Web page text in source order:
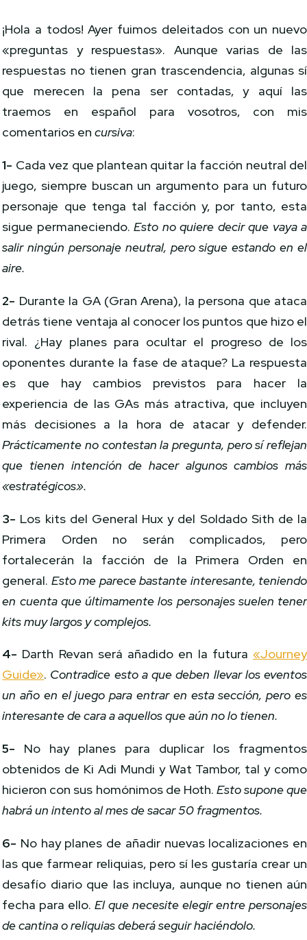
¡Hola a todos! Ayer fuimos deleitados con un nuevo
«preguntas y respuestas». Aunque varias de las
respuestas no tienen gran trascendencia, algunas sí
que merecen la pena ser contadas, y aquí las
traemos en español para vosotros, con mis
comentarios encursiva:
1- Cada vez que plantean quitar la facción neutral del
juego, siempre buscan un argumento para un futuro
personaje que tenga tal facción y, por tanto, esta
sigue permaneciendo.Esto no quiere decir que vaya a
salir ningún personaje neutral, pero sigue estando en el
aire.
2- Durante la GA (Gran Arena), la persona que ataca
detrás tiene ventaja al conocer los puntos que hizo el
rival. ¿Hay planes para ocultar el progreso de los
oponentes durante la fase de ataque? La respuesta
es que hay cambios previstos para hacer la
experiencia de las GAs más atractiva, que incluyen
más decisiones a la hora de atacar y defender.
Prácticamente no contestan la pregunta, pero sí reflejan
que tienen intención de hacer algunos cambios más
«estratégicos».
3- Los kits del General Hux y del Soldado Sith de la
Primera Orden no serán complicados, pero
fortalecerán la facción de la Primera Orden en
general. Esto me parece bastante interesante, teniendo
en cuenta que últimamente los personajes suelen tener
kits muy largos y complejos.
4- Darth Revan será añadido en la futura«Journey
Guide». Contradice esto a que deben llevar los eventos
un año en el juego para entrar en esta sección, pero es
interesante de cara a aquellos que aún no lo tienen.
5- No hay planes para duplicar los fragmentos
obtenidos de Ki Adi Mundi y Wat Tambor, tal y como
hicieron con sus homónimos de Hoth. Esto supone que
habrá un intento al mes de sacar 50 fragmentos.
6- No hay planes de añadir nuevas localizaciones en
las que farmear reliquias, pero sí les gustaría crear un
desafío diario que las incluya, aunque no tienen aún
fecha para ello.El que necesite elegir entre personajes
de cantina o reliquias deberá seguir haciéndolo.